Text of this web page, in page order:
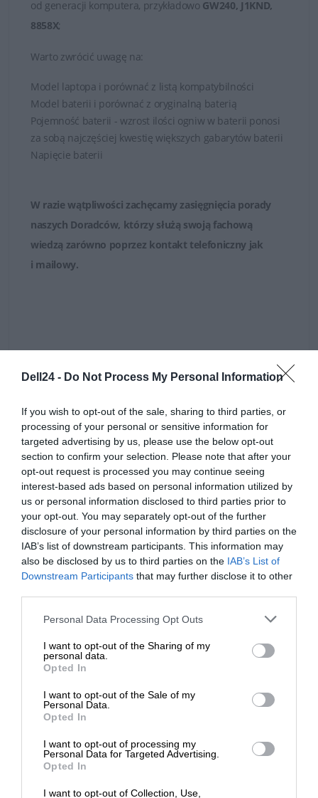
Dell24 - Do Not Process My Personal Information
If you wish to opt-out of the sale, sharing to third parties, or
processing of your personal or sensitive information for
targeted advertising by us, please use the below opt-out
section to confirm your selection. Please note that after your
opt-out request is processed you may continue seeing
interest-based ads based on personal information utilized by
us or personal information disclosed to third parties prior to
your opt-out. You may separately opt-out of the further
disclosure of your personal information by third parties on the
IAB’s list of downstream participants. This information may
also be disclosed by us to third parties on the IAB’s List of
Downstream Participants that may further disclose it to other
Personal Data Processing Opt Outs
I want to opt-out of the Sharing of my
personal data.
Opted In
I want to opt-out of the Sale of my
Personal Data.
Opted In
I want to opt-out of processing my
Personal Data for Targeted Advertising.
Opted In
I want to opt-out of Collection, Use,
od generacji komputera, przykładowo GW240, J1KND,
8858X;
Warto zwrócić uwagę na:
Model laptopa i porównać z listą kompatybilności
Model baterii i porównać z oryginalną baterią
Pojemność baterii - wzrost ilości ogniw w baterii ponosi
za sobą najczęściej kwestię większych gabarytów baterii
Napięcie baterii
W razie wątpliwości zachęcamy zasięgnięcia porady
naszych Doradców, którzy służą swoją fachową
wiedzą zarówno poprzez kontakt telefoniczny jak
i mailowy.
SPECYFIKACJA
Czas realizacji zamówienia od 5-14 dni.
kontakt, w celu weryfikacji.
Bateria może być kompatybilna z laptopami Dell:
Dell Inspiron 5378 STARLORD 13 ROR KBL BTX
Dell Inspiron 5565 GAMORA 15 AMD BTX
Dell Inspiron 5568 STARLORD 15 ROR BTX
Dell Inspiron 5578 STARLORD 15 ROR KBL BTX